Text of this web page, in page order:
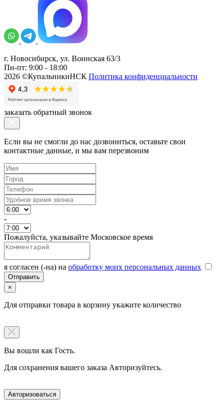
г. Новосибирск, ул. Воинская 63/3
Пн-пт: 9:00 - 18:00
2026 ©КупальникиНСК Политика конфиденциальности
заказать обратный звонок
Если вы не смогли до нас дозвониться, оставьте свои
контактные данные, и мы вам перезвоним
-
Пожалуйста, указывайте Московское время
я согласен (-на) на обработку моих персональных данных
×
Для отправки товара в корзину укажите количество
Вы вошли как Гость.
Для сохранения вашего заказа Авторизуйтесь.
Авторизоваться